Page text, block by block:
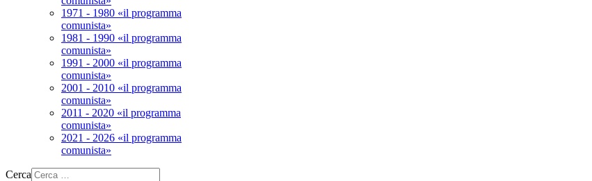
1971 - 1980 «il programma
comunista»
1981 - 1990 «il programma
comunista»
1991 - 2000 «il programma
comunista»
2001 - 2010 «il programma
comunista»
2011 - 2020 «il programma
comunista»
2021 - 2026 «il programma
comunista»
Cerca